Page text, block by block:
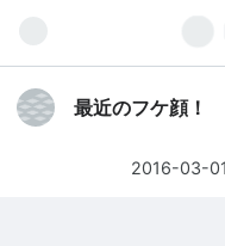
最近のフケ顔！
2016-03-